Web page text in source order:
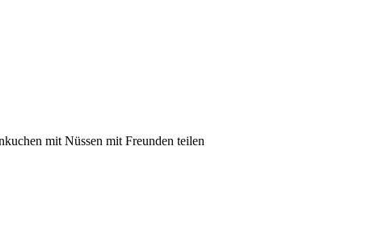
mit Nüssen mit Freunden teilen